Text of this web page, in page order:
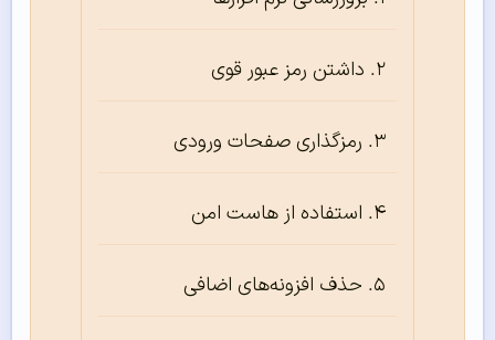
داشتن رمز عبور قوی
رمزگذاری صفحات ورودی
استفاده از هاست امن
حذف افزونه‌های اضافی